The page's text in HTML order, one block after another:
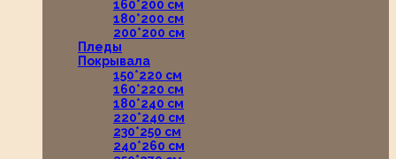
160*200 см
180*200 см
200*200 см
Пледы
Покрывала
150*220 см
160*220 см
180*240 см
220*240 см
230*250 см
240*260 см